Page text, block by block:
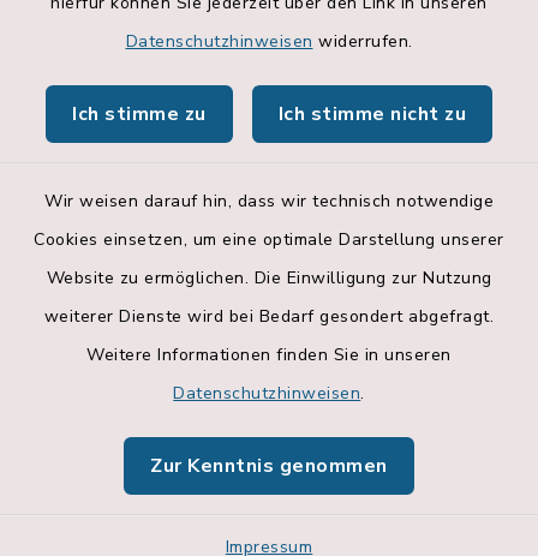
Datenschutzhinweisen widerrufen.
Ich stimme zu Ich stimme nicht zu
Wir weisen darauf hin, dass wir technisch notwendige
Cookies einsetzen, um eine optimale Darstellung unserer
Website zu ermöglichen. Die Einwilligung zur Nutzung
weiterer Dienste wird bei Bedarf gesondert abgefragt.
Weitere Informationen finden Sie in unseren
Datenschutzhinweisen.
Zur Kenntnis genommen
Impressum
Geoportal
Apps
Barrierefreiheit
Impressum
Sitemap